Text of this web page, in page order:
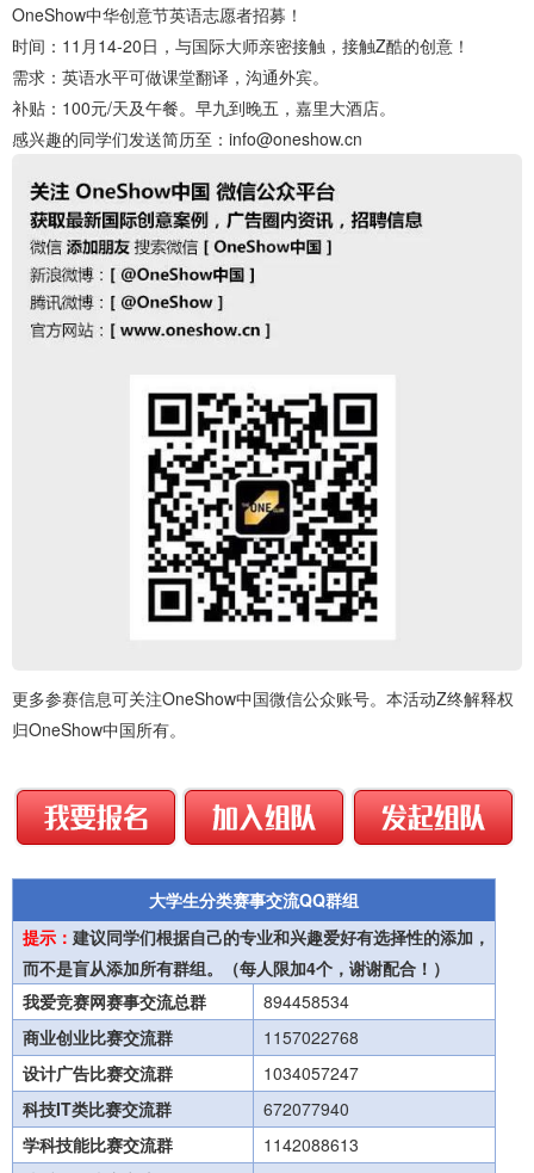
OneShow中华创意节英语志愿者招募！
时间：11月14-20日，与国际大师亲密接触，接触Z酷的创意！
需求：英语水平可做课堂翻译，沟通外宾。
补贴：100元/天及午餐。早九到晚五，嘉里大酒店。
感兴趣的同学们发送简历至：info@oneshow.cn
更多参赛信息可关注OneShow中国微信公众账号。本活动Z终解释权
归OneShow中国所有。
大学生分类赛事交流QQ群组
提示： 建议同学们根据自己的专业和兴趣爱好有选择性的添加，
而不是盲从添加所有群组。（每人限加4个，谢谢配合！）
我爱竞赛网赛事交流总群
894458534
商业创业比赛交流群
1157022768
设计广告比赛交流群
1034057247
科技IT类比赛交流群
672077940
学科技能比赛交流群
1142088613